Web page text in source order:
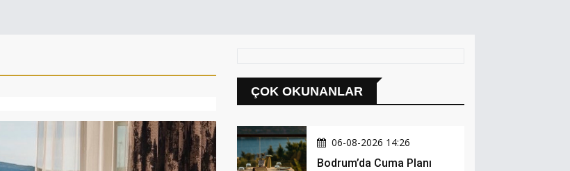
ÇOK OKUNANLAR
06-08-2026 14:26
Bodrum’da Cuma Planı